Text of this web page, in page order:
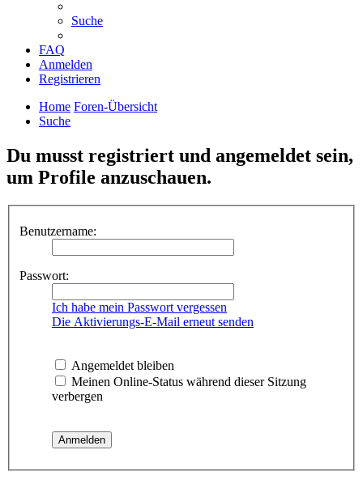
Suche
FAQ
Anmelden
Registrieren
Home Foren-Übersicht
Suche
Du musst registriert und angemeldet sein,
um Profile anzuschauen.
Benutzername:
Passwort:
Ich habe mein Passwort vergessen
Die Aktivierungs-E-Mail erneut senden
Angemeldet bleiben
Meinen Online-Status während dieser Sitzung
verbergen